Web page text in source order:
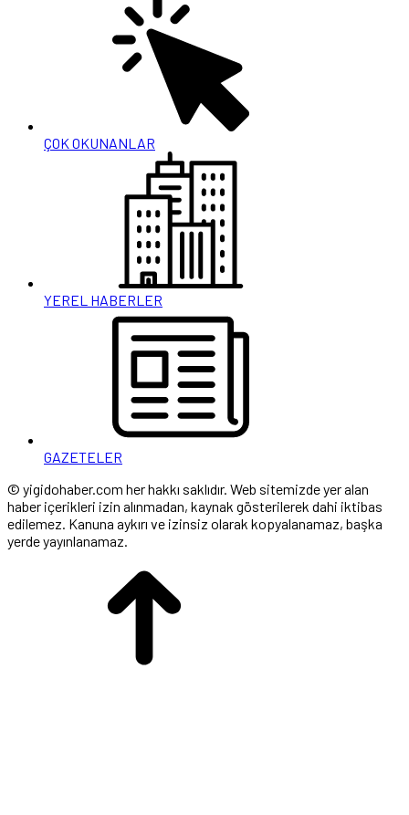
ÇOK OKUNANLAR
YEREL HABERLER
GAZETELER
© yigidohaber.com her hakkı saklıdır. Web sitemizde yer alan
haber içerikleri izin alınmadan, kaynak gösterilerek dahi iktibas
edilemez. Kanuna aykırı ve izinsiz olarak kopyalanamaz, başka
yerde yayınlanamaz.